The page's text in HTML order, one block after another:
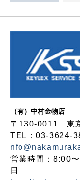
（有）中村金物店
〒130-0011 東
TEL：03-3624-
営業時間：8:00
日